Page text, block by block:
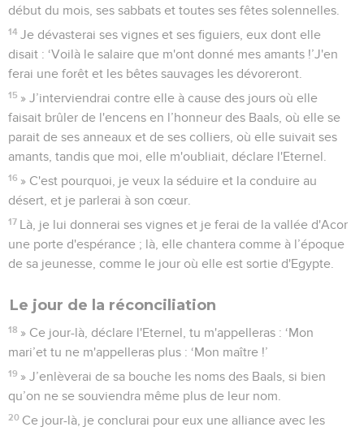
2 Les Judéens et les Israélites se rassembleront, ils se
donneront un chef unique et sortiront du pays. En effet, elle
sera grande, la journée de Jizreel.
3 » Dites à vos frères : ‘Ammi !’et à vos sœurs : ‘Ruchama !’
Israël, épouse infidèle
4
Plaidez, plaidez contre votre mère, car elle n'est pas ma
femme et je ne suis pas son mari. Qu'elle retire de son
visage ses prostitutions, et d'entre ses seins ses adultères !
5
Sinon, je la déshabillerai pour qu’elle soit toute nue, je la
rendrai pareille au jour de sa naissance ; je la transformerai
en désert, je la changerai en une terre aride et je la ferai
mourir de soif.
enfants de prostitution.
7 Leur mère s'est prostituée, celle qui les a conçus s'est
déshonorée. En effet, elle a dit : ‘Je veux suivre mes amants,
ceux qui me donnent mon pain et mon eau, ma laine et mon
lin, mon huile et ma boisson.’
8 Voilà pourquoi je vais fermer son chemin avec des ronces